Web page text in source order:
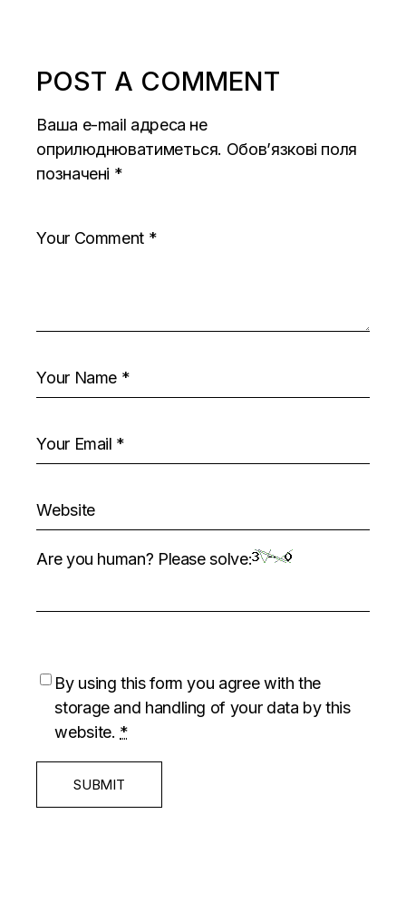
POST A COMMENT
Ваша e-mail адреса не
оприлюднюватиметься. Обов’язкові поля
позначені *
Are you human? Please solve:
By using this form you agree with the
storage and handling of your data by this
website. *
SUBMIT